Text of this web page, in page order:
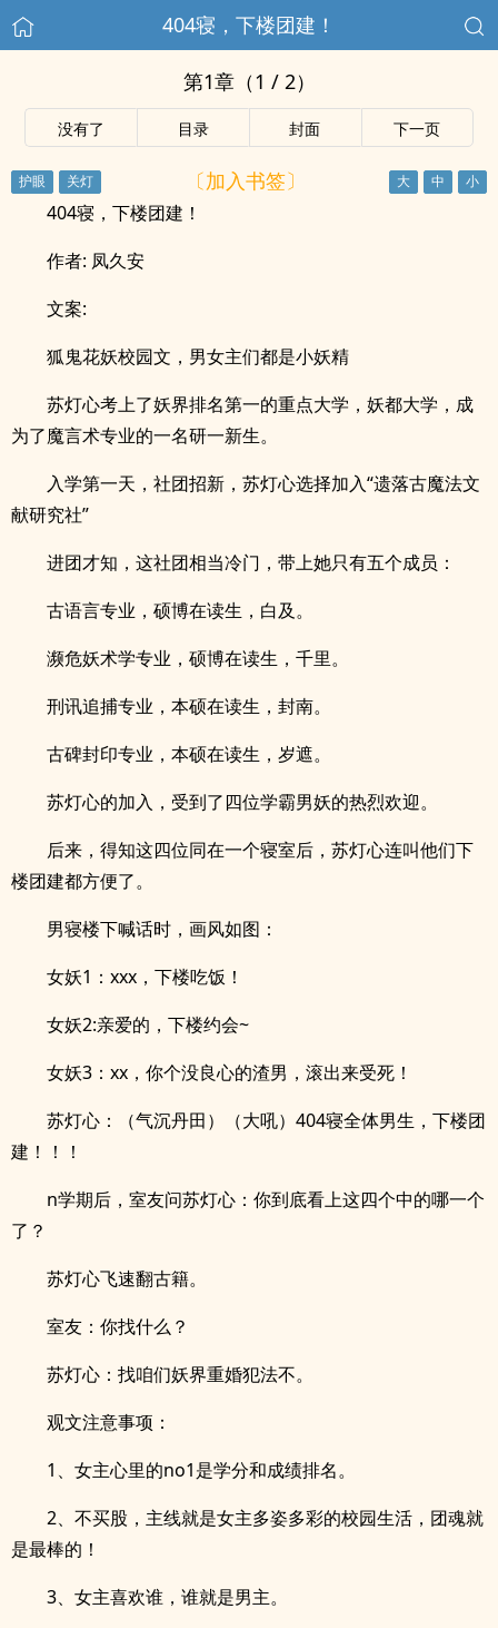
404寝，下楼团建！
第1章（1 / 2）
没有了 目录 封面 下一页
〔加入书签〕
404寝，下楼团建！
作者: 凤久安
文案:
狐鬼花妖校园文，男女主们都是小妖精
苏灯心考上了妖界排名第一的重点大学，妖都大学，成
为了魔言术专业的一名研一新生。
入学第一天，社团招新，苏灯心选择加入“遗落古魔法文
献研究社”
进团才知，这社团相当冷门，带上她只有五个成员：
古语言专业，硕博在读生，白及。
濒危妖术学专业，硕博在读生，千里。
刑讯追捕专业，本硕在读生，封南。
古碑封印专业，本硕在读生，岁遮。
苏灯心的加入，受到了四位学霸男妖的热烈欢迎。
后来，得知这四位同在一个寝室后，苏灯心连叫他们下
楼团建都方便了。
男寝楼下喊话时，画风如图：
女妖1：xxx，下楼吃饭！
女妖2:亲爱的，下楼约会~
女妖3：xx，你个没良心的渣男，滚出来受死！
苏灯心：（气沉丹田）（大吼）404寝全体男生，下楼团
建！！！
n学期后，室友问苏灯心：你到底看上这四个中的哪一个
了？
苏灯心飞速翻古籍。
室友：你找什么？
苏灯心：找咱们妖界重婚犯法不。
观文注意事项：
1、女主心里的no1是学分和成绩排名。
2、不买股，主线就是女主多姿多彩的校园生活，团魂就
是最棒的！
3、女主喜欢谁，谁就是男主。